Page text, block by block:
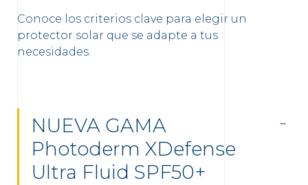
Conoce los criterios clave para elegir un
protector solar que se adapte a tus
necesidades.
NUEVA GAMA
Photoderm XDefense
Ultra Fluid SPF50+